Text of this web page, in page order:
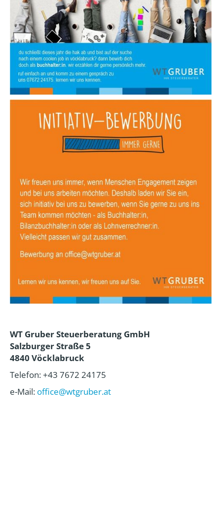
WT Gruber Steuerberatung GmbH
Salzburger Straße 5
4840 Vöcklabruck
Telefon: +43 7672 24175
e-Mail: office@wtgruber.at